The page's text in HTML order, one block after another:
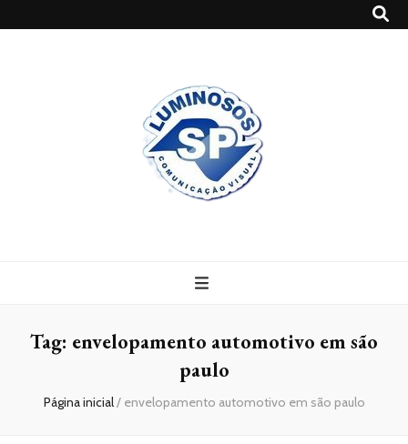
Tag: envelopamento automotivo em são
paulo
Página inicial/ envelopamento automotivo em são paulo